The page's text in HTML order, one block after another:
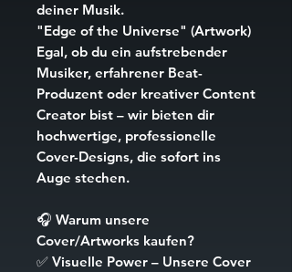
deiner Musik.
"Edge of the Universe" (Artwork)
Egal, ob du ein aufstrebender
Musiker, erfahrener Beat-
Produzent oder kreativer Content
Creator bist – wir bieten dir
hochwertige, professionelle
Cover-Designs, die sofort ins
Auge stechen.
🎧 Warum unsere
Cover/Artworks kaufen?
✅ Visuelle Power – Unsere Cover